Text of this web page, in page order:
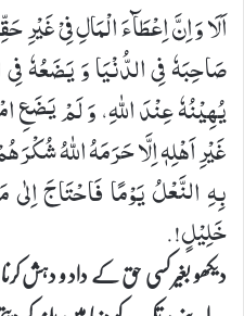
اَلَا وَ اِنَّ اِعْطَآءَ الْمَالِ فِیْ
صَاحِبَهٗ فِی الدُّنْیَا وَ یَضَعُهٗ
یُهِیْنُهٗ عِنْدَ اللهِ، وَ لَمْ یَضَعِ
غَیْرِ اَهْلِهٖ اِلَّا حَرَمَهُ اللهُ
بِهِ النَّعْلُ یَوْمًا فَاحْتَاجَ
خَلِیْلٍ!.
دیکھو بغیر کسی حق کے داد و دہش